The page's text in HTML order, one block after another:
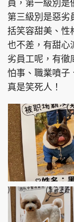
員，第一級別是
第三級別是惡劣
括笑容甜美、性
也不差，有甜心
劣員工呢，有徹
怕事、職業噴子
真是笑死人！